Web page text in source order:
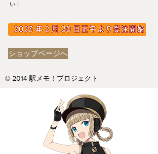
い！
ショップページへ
© 2014 駅メモ！プロジェクト